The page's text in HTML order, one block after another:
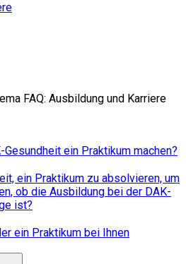
FAQ: Ausbildung und Karriere
Gesundheit ein Praktikum machen?
ein Praktikum zu absolvieren, um
ob die Ausbildung bei der DAK-
ist?
ein Praktikum bei Ihnen